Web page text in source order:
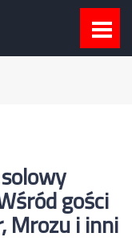
gości
Mrozu i inni